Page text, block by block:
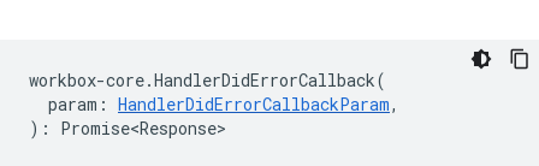
workbox-core.HandlerDidErrorCallback(
param : HandlerDidErrorCallbackParam,
) : Promise<Response>